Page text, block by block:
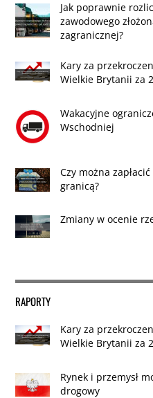
Jak poprawnie
zawodowego
zagranicznej?
Kary za
Wielkie Brytanii za
Wakacyjne
Wschodniej
Czy można
granicą?
Zmiany w ocenie
RAPORTY
Kary za
Wielkie Brytanii za
Rynek i przemysł
drogowy